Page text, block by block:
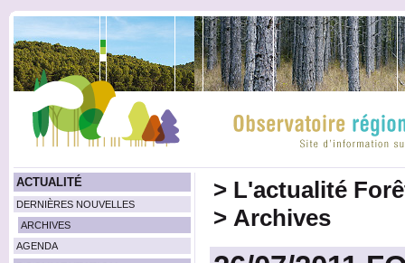
ACTUALITÉ
DERNIÈRES NOUVELLES
ARCHIVES
AGENDA
> L'actualité
> Archives